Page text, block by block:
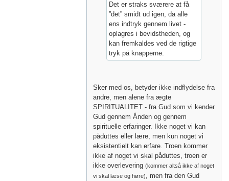
Det er straks sværere at få
”det” smidt ud igen, da alle
ens indtryk gennem livet -
oplagres i bevidstheden, og
kan fremkaldes ved de rigtige
tryk på knapperne.
Sker med os, betyder ikke indflydelse fra
andre, men alene fra ægte
SPIRITUALITET - fra Gud som vi kender
Gud gennem Ånden og gennem
spirituelle erfaringer. Ikke noget vi kan
påduttes eller lære, men kun noget vi
eksistentielt kan erfare. Troen kommer
ikke af noget vi skal påduttes, troen er
ikke overlevering (kommer altså ikke af noget
vi skal læse og høre), men fra den Gud